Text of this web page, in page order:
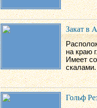
Закат в
на краю
Имеет
скалами.
Гольф